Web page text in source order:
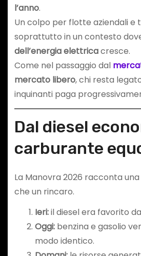
l’anno.
Un colpo per flotte aziendali e
soprattutto in un contesto
dell’energia elettricacresce.
Come nel passaggio dal
mercato libero, chi resta
inquinanti paga
Dal diesel
carburante
La Manovra 2026 racconta
che un rincaro.
Ieri:il diesel era favorito
Oggi:benzina e gasolio
modo identico.